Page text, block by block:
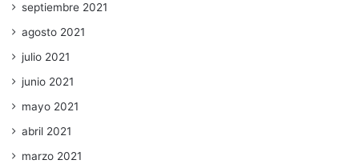
septiembre 2021
agosto 2021
julio 2021
junio 2021
mayo 2021
abril 2021
marzo 2021